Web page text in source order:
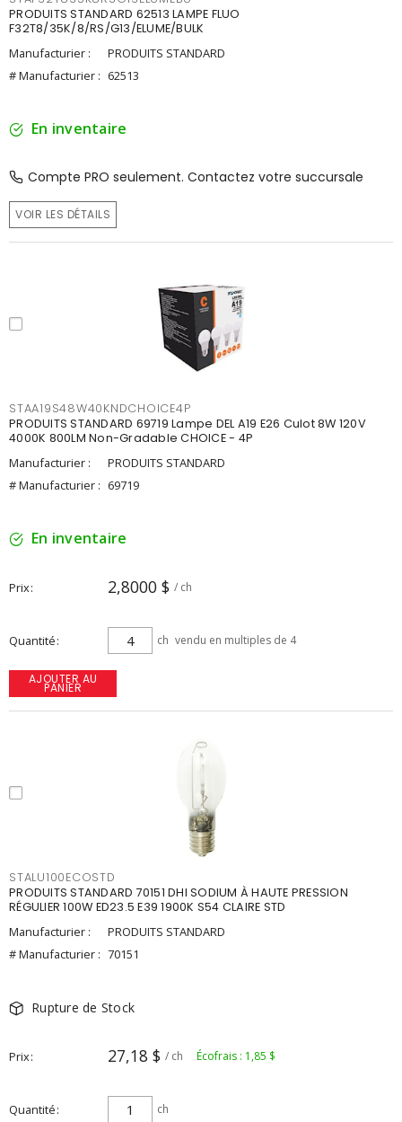
PRODUITS STANDARD 62513 LAMPE FLUO
F32T8/35K/8/RS/G13/ELUME/BULK
Manufacturier :
PRODUITS STANDARD
# Manufacturier : 62513
En inventaire
Compte PRO seulement. Contactez votre succursale
VOIR LES DÉTAILS
STAA19S48W40KNDCHOICE4P
PRODUITS STANDARD 69719 Lampe DEL A19 E26 Culot 8W 120V
4000K 800LM Non-Gradable CHOICE - 4P
Manufacturier :
PRODUITS STANDARD
# Manufacturier : 69719
En inventaire
Prix 2,8000 $ / ch
Quantité ch vendu en multiples de 4
AJOUTER AU
PANIER
STALU100ECOSTD
PRODUITS STANDARD 70151 DHI SODIUM À HAUTE PRESSION
RÉGULIER 100W ED23.5 E39 1900K S54 CLAIRE STD
Manufacturier :
PRODUITS STANDARD
# Manufacturier : 70151
Rupture de Stock
Prix 27,18 $ / ch Écofrais : 1,85 $
Quantité ch